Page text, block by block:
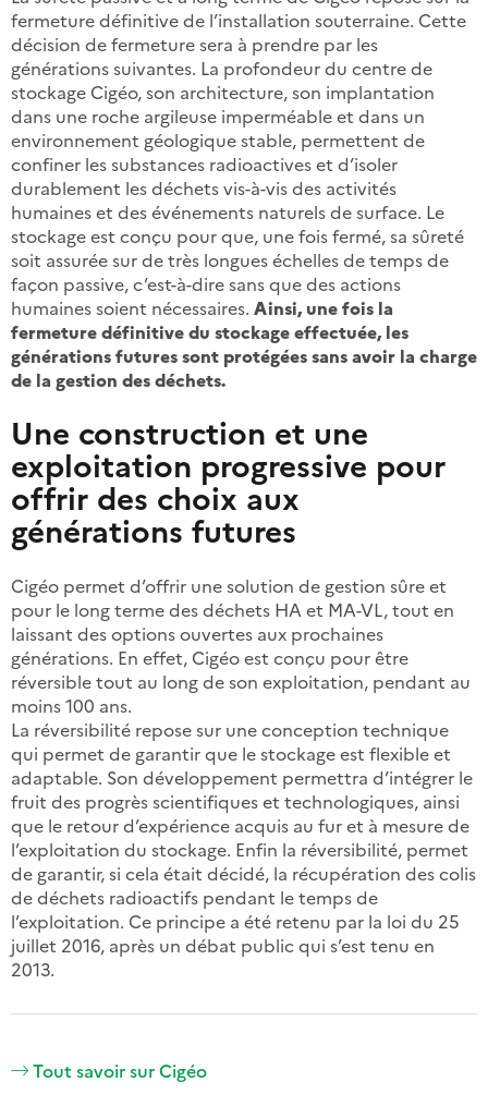
fermeture définitive de l’installation souterraine. Cette
décision de fermeture sera à prendre par les
générations suivantes. La profondeur du centre de
stockage Cigéo, son architecture, son implantation
dans une roche argileuse imperméable et dans un
environnement géologique stable, permettent de
confiner les substances radioactives et d’isoler
durablement les déchets vis-à-vis des activités
humaines et des événements naturels de surface. Le
stockage est conçu pour que, une fois fermé, sa sûreté
soit assurée sur de très longues échelles de temps de
façon passive, c’est-à-dire sans que des actions
humaines soient nécessaires. Ainsi, une fois la
fermeture définitive du stockage effectuée, les
générations futures sont protégées sans avoir la charge
de la gestion des déchets.
Une construction et une
exploitation progressive pour
offrir des choix aux
générations futures
Cigéo permet d’offrir une solution de gestion sûre et
pour le long terme des déchets HA et MA-VL, tout en
laissant des options ouvertes aux prochaines
générations. En effet, Cigéo est conçu pour être
réversible tout au long de son exploitation, pendant au
moins 100 ans.
La réversibilité repose sur une conception technique
qui permet de garantir que le stockage est flexible et
adaptable. Son développement permettra d’intégrer le
fruit des progrès scientifiques et technologiques, ainsi
que le retour d’expérience acquis au fur et à mesure de
l’exploitation du stockage. Enfin la réversibilité, permet
de garantir, si cela était décidé, la récupération des colis
de déchets radioactifs pendant le temps de
l’exploitation. Ce principe a été retenu par la loi du 25
juillet 2016, après un débat public qui s’est tenu en
2013.
Tout savoir sur Cigéo